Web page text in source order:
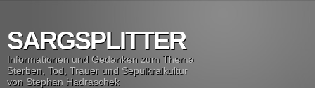
SARGSPLITTER
Informationen und Gedanken zum Thema
Sterben, Tod, Trauer und Sepulkralkultur
von Stephan Hadraschek